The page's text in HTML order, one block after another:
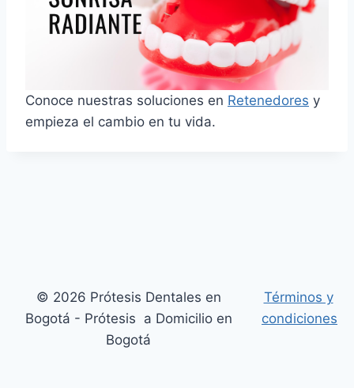
Conoce nuestras soluciones en Retenedores y
empieza el cambio en tu vida.
© 2026 Prótesis Dentales en
Bogotá - Prótesis a Domicilio en
Bogotá
Términos y
condiciones